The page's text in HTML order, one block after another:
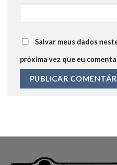
Salvar meus dados
próxima vez que eu